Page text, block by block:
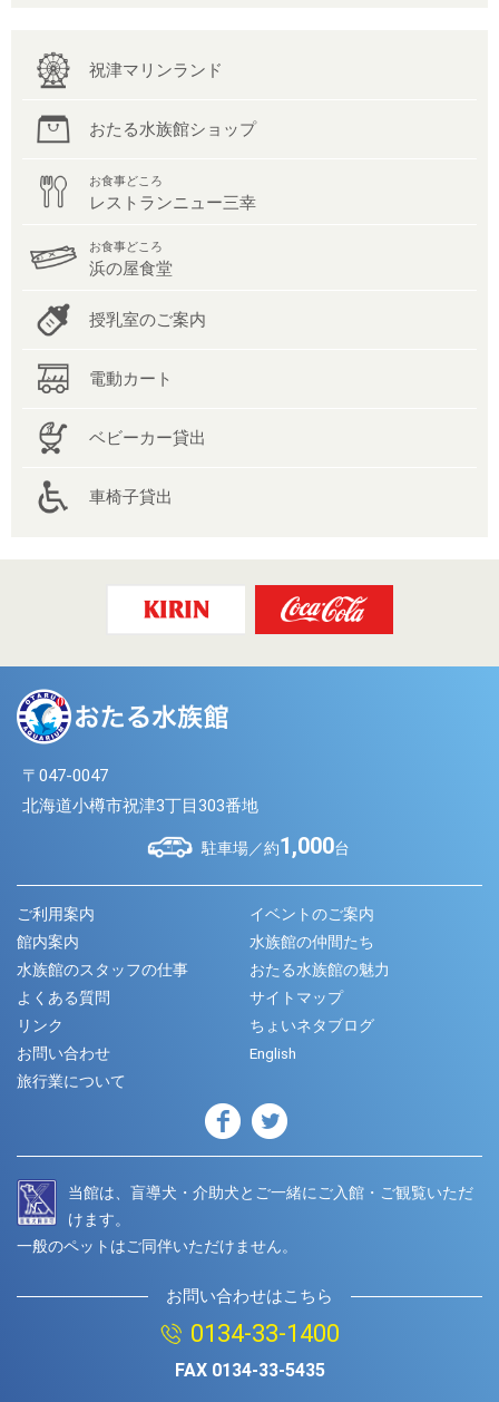
祝津マリンランド
おたる水族館ショップ
お食事どころ
レストランニュー三幸
お食事どころ
浜の屋食堂
授乳室のご案内
電動カート
ベビーカー貸出
車椅子貸出
〒047-0047
北海道小樽市祝津3丁目303番地
駐車場／約1,000台
ご利用案内
イベントのご案内
館内案内
水族館の仲間たち
水族館のスタッフの仕事
おたる水族館の魅力
よくある質問
サイトマップ
リンク
ちょいネタブログ
お問い合わせ
English
旅行業について
当館は、盲導犬・介助犬とご一緒にご入館・ご観覧いただ
けます。
一般のペットはご同伴いただけません。
お問い合わせはこちら
0134-33-1400
FAX 0134-33-5435